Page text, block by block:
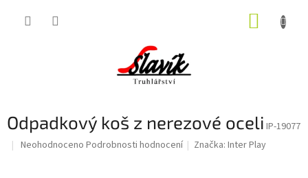
Odpadkový koš z nerezové oceli IP-19077
Průměrné
Neohodnoceno Podrobnosti hodnocení Značka:Inter Play